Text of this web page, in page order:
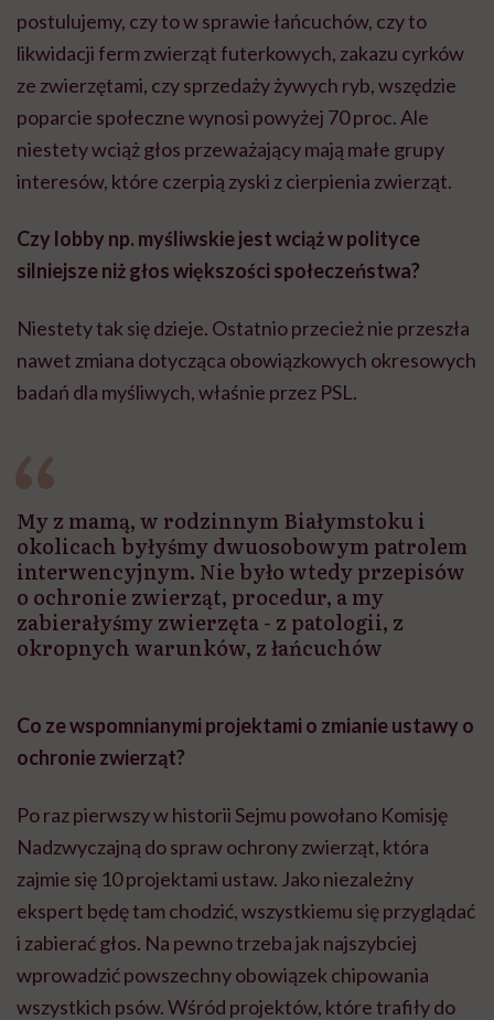
postulujemy, czy to w sprawie łańcuchów, czy to
likwidacji ferm zwierząt futerkowych, zakazu cyrków
ze zwierzętami, czy sprzedaży żywych ryb, wszędzie
poparcie społeczne wynosi powyżej 70 proc. Ale
niestety wciąż głos przeważający mają małe grupy
interesów, które czerpią zyski z cierpienia zwierząt.
Czy lobby np. myśliwskie jest wciąż w polityce
silniejsze niż głos większości społeczeństwa?
Niestety tak się dzieje. Ostatnio przecież nie przeszła
nawet zmiana dotycząca obowiązkowych okresowych
badań dla myśliwych, właśnie przez PSL.
My z mamą, w rodzinnym Białymstoku i
okolicach byłyśmy dwuosobowym patrolem
interwencyjnym. Nie było wtedy przepisów
o ochronie zwierząt, procedur, a my
zabierałyśmy zwierzęta - z patologii, z
okropnych warunków, z łańcuchów
Co ze wspomnianymi projektami o zmianie ustawy o
ochronie zwierząt?
Po raz pierwszy w historii Sejmu powołano Komisję
Nadzwyczajną do spraw ochrony zwierząt, która
zajmie się 10 projektami ustaw. Jako niezależny
ekspert będę tam chodzić, wszystkiemu się przyglądać
i zabierać głos. Na pewno trzeba jak najszybciej
wprowadzić powszechny obowiązek chipowania
wszystkich psów. Wśród projektów, które trafiły do